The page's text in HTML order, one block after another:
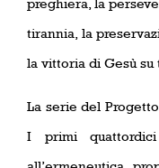
tirannia, la
la vittoria di Gesù su
La serie del Pr
I primi